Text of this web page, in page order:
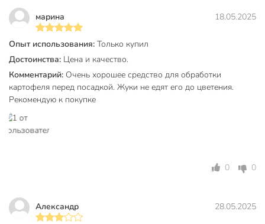
Способ обработки
опрыскивание
Класс опасности
Срок годности, мес
Модель
Табу Экстра
Габариты упаковки
марина 18.05.2025
Опыт использования: Только купил
Достоинства: Цена и качество.
Комментарий: Очень хорошее средство для обработки
картофеля перед посадкой. Жуки не едят его до цветения.
Рекомендую к покупке
0 0
Александр 28.05.2025